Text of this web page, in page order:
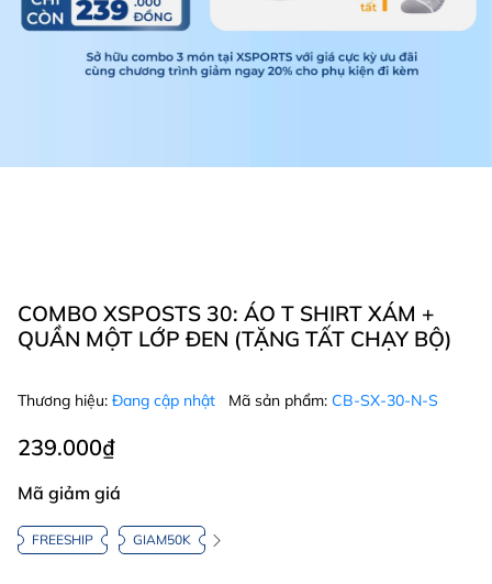
COMBO XSPOSTS 30: ÁO T SHIRT XÁM +
QUẦN MỘT LỚP ĐEN (TẶNG TẤT CHẠY BỘ)
Thương hiệu: Đang cập nhật Mã sản phẩm: CB-SX-30-N-S
239.000₫
Mã giảm giá
FREESHIP GIAM50K